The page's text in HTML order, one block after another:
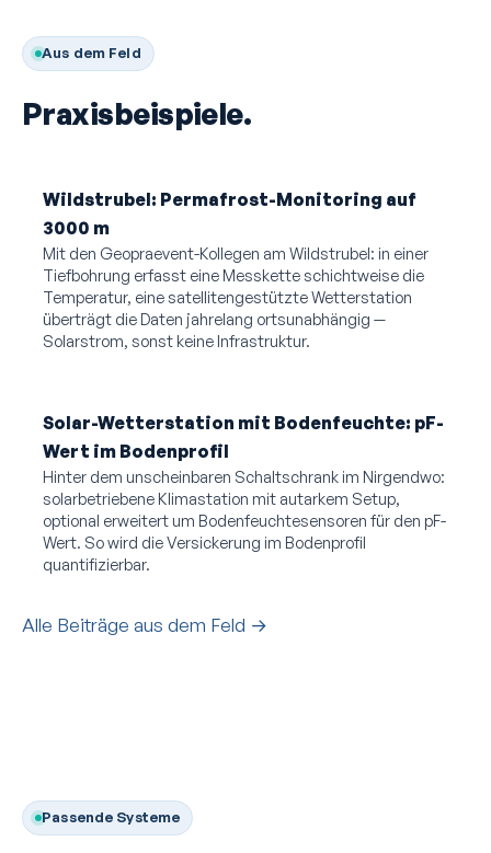
Aus dem Feld
Praxisbeispiele.
Wildstrubel: Permafrost-Monitoring auf
3000 m
Mit den Geopraevent-Kollegen am Wildstrubel: in einer
Tiefbohrung erfasst eine Messkette schichtweise die
Temperatur, eine satellitengestützte Wetterstation
überträgt die Daten jahrelang ortsunabhängig —
Solarstrom, sonst keine Infrastruktur.
Solar-Wetterstation mit Bodenfeuchte: pF-
Wert im Bodenprofil
Hinter dem unscheinbaren Schaltschrank im Nirgendwo:
solarbetriebene Klimastation mit autarkem Setup,
optional erweitert um Bodenfeuchtesensoren für den pF-
Wert. So wird die Versickerung im Bodenprofil
quantifizierbar.
Alle Beiträge aus dem Feld →
Passende Systeme